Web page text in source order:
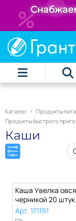
Каталог Продукты
Продукты быстрого
Каши
Каша Увелка
черникой 20 штук
Арт. 171191